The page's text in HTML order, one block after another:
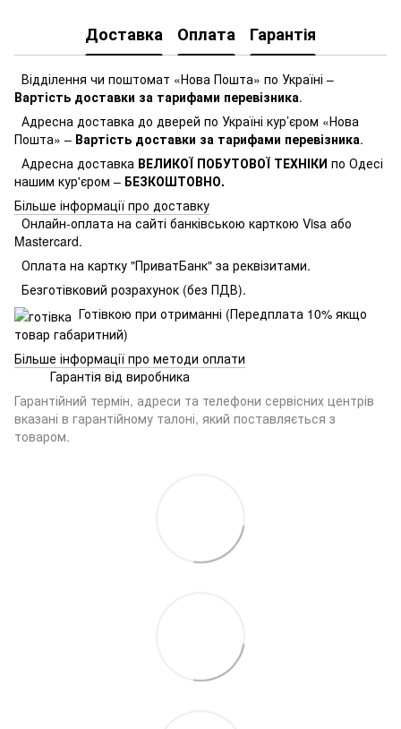
Доставка Оплата Гарантія
Відділення чи поштомат «Нова Пошта» по Україні –
Вартість доставки за тарифами перевізника.
Адресна доставка до дверей по Україні кур’єром «Нова
Пошта» – Вартість доставки за тарифами перевізника.
Адресна доставка ВЕЛИКОЇ ПОБУТОВОЇ ТЕХНІКИ по Одесі
нашим кур'єром – БЕЗКОШТОВНО.
Більше інформації про доставку
Онлайн-оплата на сайті банківською карткою Visa або
Mastercard.
Оплата на картку "ПриватБанк" за реквізитами.
Безготівковий розрахунок (без ПДВ).
Готівкою при отриманні (Передплата 10% якщо
товар габаритний)
Більше інформації про методи оплати
Гарантія від виробника
Гарантійний термін, адреси та телефони сервісних центрів
вказані в гарантійному талоні, який поставляється з
товаром.